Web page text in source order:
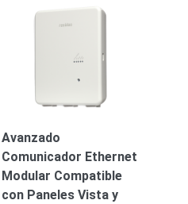
BalaDomo
Avanzado
Comunicador Ethernet
Modular Compatible
con Paneles Vista y